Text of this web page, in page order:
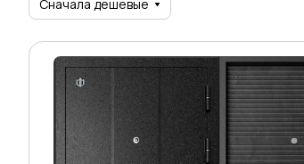
Сначала дешевые